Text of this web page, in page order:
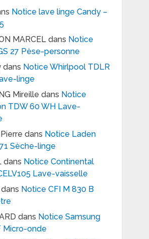
Notice lave linge Candy –
MARCELdans Notice
27 Pèse-personne
dans Notice Whirlpool TDLR
linge
Mireille dans Notice
TDW 60 WH Lave-
dans Notice Laden
Sèche-linge
dans Notice Continental
Lave-vaisselle
Notice CFI M 830 B
dans Notice Samsung
Micro-onde